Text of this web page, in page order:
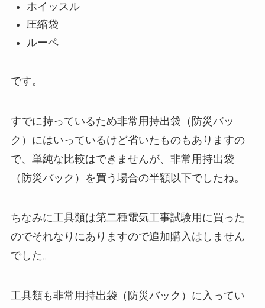
ホイッスル
圧縮袋
ルーペ
です。
すでに持っているため非常用持出袋（防災バッ
ク）にはいっているけど省いたものもありますの
で、単純な比較はできませんが、非常用持出袋
（防災バック）を買う場合の半額以下でしたね。
ちなみに工具類は第二種電気工事試験用に買った
のでそれなりにありますので追加購入はしません
でした。
工具類も非常用持出袋（防災バック）に入ってい